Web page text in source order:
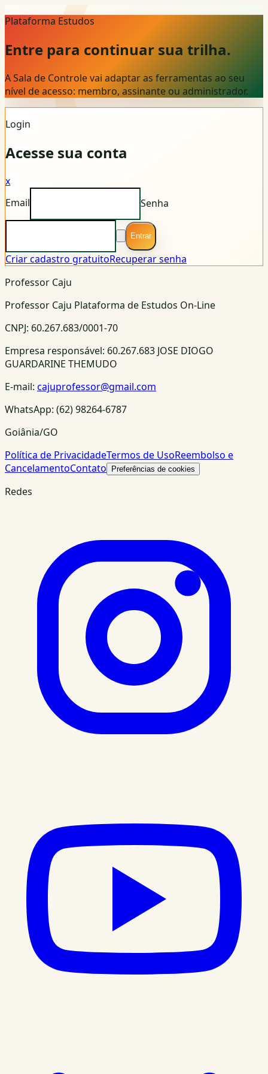
Plataforma Estudos
Entre para continuar sua trilha.
A Sala de Controle vai adaptar as ferramentas ao seu
nível de acesso: membro, assinante ou administrador.
Login
Acesse sua conta
x
Email
Senha
Entrar
Criar cadastro gratuitoRecuperar senha
Professor Caju
Professor Caju Plataforma de Estudos On-Line
CNPJ: 60.267.683/0001-70
Empresa responsável: 60.267.683 JOSE DIOGO
GUARDARINE THEMUDO
E-mail: cajuprofessor@gmail.com
WhatsApp: (62) 98264-6787
Goiânia/GO
Política de PrivacidadeTermos de UsoReembolso e
CancelamentoContato Preferências de cookies
Redes